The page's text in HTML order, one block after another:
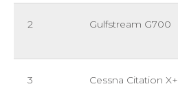
2 Gulfstream G700
3 Cessna Citation X+